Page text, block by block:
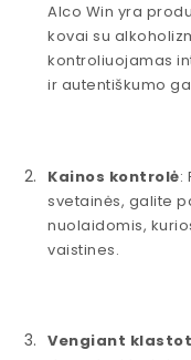
Alco Win yra
kovai su
kontroliuojamas
ir autentiškumo
Kainos kontrolė:
svetainės, galite
nuolaidomis,
vaistines.
Vengiant